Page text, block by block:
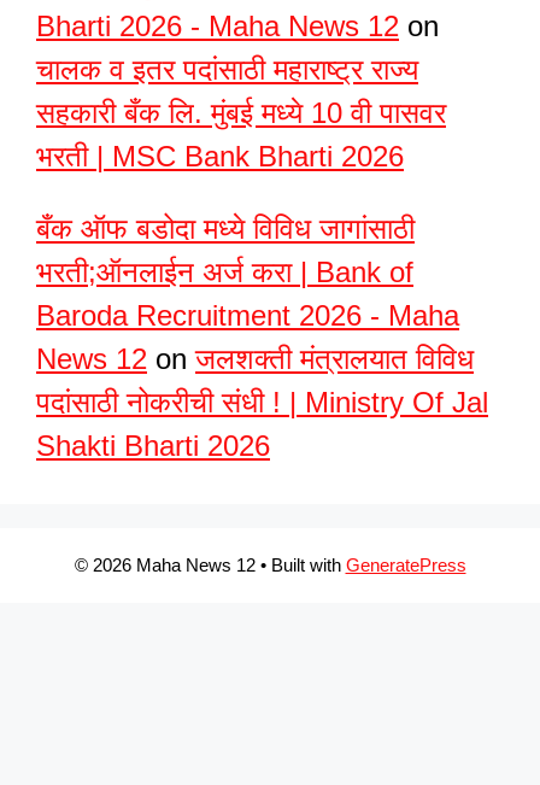
Bharti 2026 - Maha News 12 on
चालक व इतर पदांसाठी महाराष्ट्र राज्य
सहकारी बँक लि. मुंबई मध्ये 10 वी पासवर
भरती | MSC Bank Bharti 2026
बँक ऑफ बडोदा मध्ये विविध जागांसाठी
भरती;ऑनलाईन अर्ज करा | Bank of
Baroda Recruitment 2026 - Maha
News 12 onजलशक्ती मंत्रालयात विविध
पदांसाठी नोकरीची संधी ! | Ministry Of Jal
Shakti Bharti 2026
© 2026 Maha News 12• Built with GeneratePress